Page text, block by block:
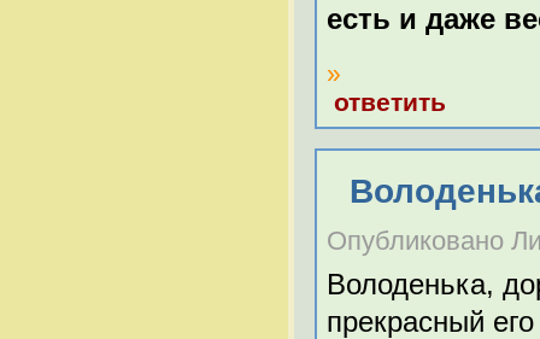
есть и даже
»
ответить
Опубликовано
Володенька,
прекрасный